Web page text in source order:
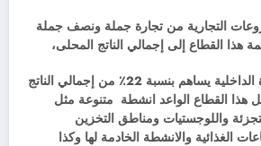
التجارية من تجارة جملة ونصف جملة
هذا القطاع إلى إجمالي الناتج المحلى،
مؤكدا أن نشاط التجارة الداخلية يساهم بنسبة 22٪؜ من إجمالي الناتج
القطاع الواعد انشطة متنوعة مثل
واللوجستيات ومناطق التخزين
الغذائية والانشطة الخادمة لها وكذا